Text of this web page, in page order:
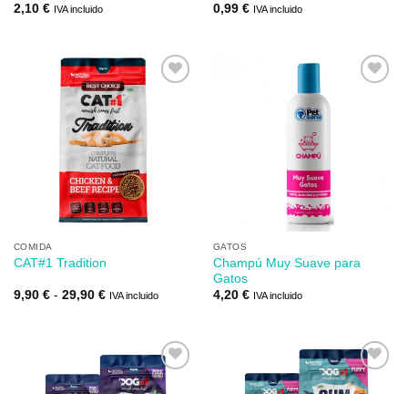
2,10 € IVA incluido
0,99 € IVA incluido
COMIDA
CAT#1 Tradition
9,90 € - 29,90 €Rango
hasta
29,90 €
IVA incluido
GATOS
Champú Muy Suave para
Gatos
4,20 € IVA incluido